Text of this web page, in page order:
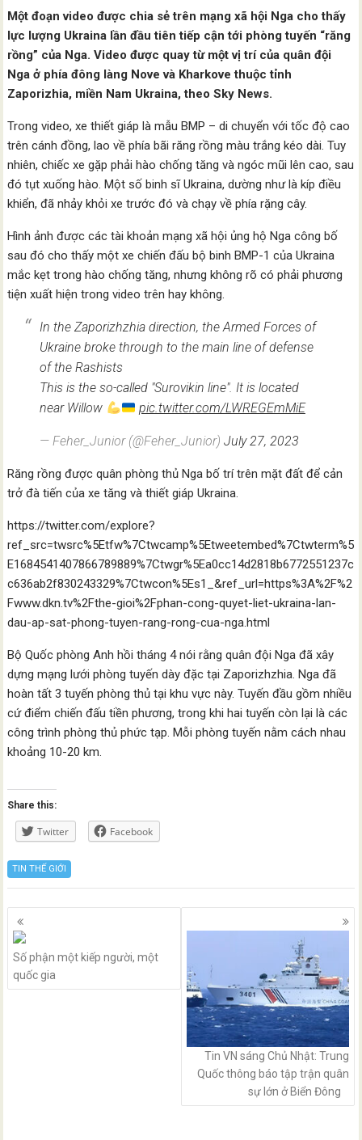
Một đoạn video được chia sẻ trên mạng xã hội Nga cho thấy
lực lượng Ukraina lần đầu tiên tiếp cận tới phòng tuyến “răng
rồng” của Nga. Video được quay từ một vị trí của quân đội
Nga ở phía đông làng Nove và Kharkove thuộc tỉnh
Zaporizhia, miền Nam Ukraina, theo Sky News.
Trong video, xe thiết giáp là mẫu BMP – di chuyển với tốc độ cao
trên cánh đồng, lao về phía bãi răng rồng màu trắng kéo dài. Tuy
nhiên, chiếc xe gặp phải hào chống tăng và ngóc mũi lên cao, sau
đó tụt xuống hào. Một số binh sĩ Ukraina, dường như là kíp điều
khiển, đã nhảy khỏi xe trước đó và chạy về phía rặng cây.
Hình ảnh được các tài khoản mạng xã hội ủng hộ Nga công bố
sau đó cho thấy một xe chiến đấu bộ binh BMP-1 của Ukraina
mắc kẹt trong hào chống tăng, nhưng không rõ có phải phương
tiện xuất hiện trong video trên hay không.
In the Zaporizhzhia direction, the Armed Forces of
Ukraine broke through to the main line of defense
of the Rashists
This is the so-called "Surovikin line". It is located
near Willow
pic.twitter.com/LWREGEmMiE
— Feher_Junior (@Feher_Junior)July 27, 2023
Răng rồng được quân phòng thủ Nga bố trí trên mặt đất để cản
trở đà tiến của xe tăng và thiết giáp Ukraina.
https://twitter.com/explore?
ref_src=twsrc%5Etfw%7Ctwcamp%5Etweetembed%7Ctwterm%5
E1684541407866789889%7Ctwgr%5Ea0cc14d2818b6772551237c
c636ab2f830243329%7Ctwcon%5Es1_&ref_url=https%3A%2F%2
Fwww.dkn.tv%2Fthe-gioi%2Fphan-cong-quyet-liet-ukraina-lan-
dau-ap-sat-phong-tuyen-rang-rong-cua-nga.html
Bộ Quốc phòng Anh hồi tháng 4 nói rằng quân đội Nga đã xây
dựng mạng lưới phòng tuyến dày đặc tại Zaporizhzhia. Nga đã
hoàn tất 3 tuyến phòng thủ tại khu vực này. Tuyến đầu gồm nhiều
cứ điểm chiến đấu tiền phương, trong khi hai tuyến còn lại là các
công trình phòng thủ phức tạp. Mỗi phòng tuyến nằm cách nhau
khoảng 10-20 km.
Share this:
Twitter Facebook
TIN THẾ GIỚI
Posts
navigation
Số phận một kiếp người, một
quốc gia
Tin VN sáng Chủ Nhật: Trung
Quốc thông báo tập trận quân
sự lớn ở Biển Đông